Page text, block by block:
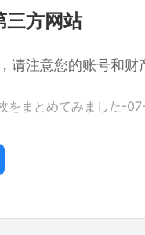
三方网站
请注意您的账号和财
まとめてみました-